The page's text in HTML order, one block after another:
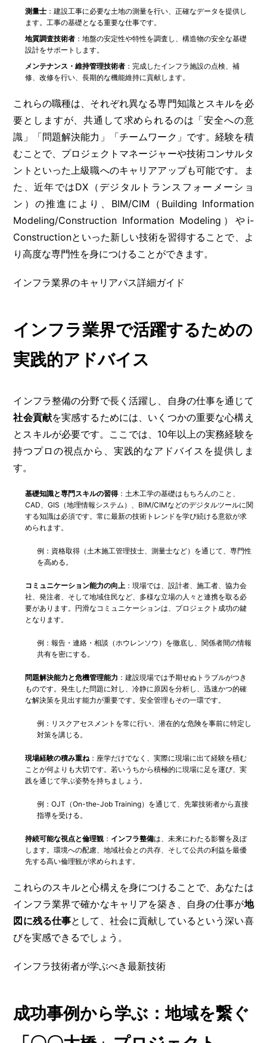
測量士 ：建設工事に必要な土地の測量を行い、正確なデータを提供し
ます。工事の基礎となる重要な仕事です。
地質調査技術者 ：地盤の安定性や特性を調査し、構造物の安全な基礎
設計をサポートします。
メンテナンス・維持管理技術者 ：完成したインフラ施設の点検、補
修、改修を行い、長期的な機能維持に貢献します。
これらの職種は、それぞれ異なる専門知識とスキルを必
要としますが、共通して求められるのは「安全への意
識」「問題解決能力」「チームワーク」です。経験を積
むことで、プロジェクトマネージャーや技術コンサルタ
ントといった上級職へのキャリアアップも可能です。ま
た、近年ではDX（デジタルトランスフォーメーショ
ン）の推進により、BIM/CIM（Building Information
Modeling/Construction Information Modeling）やi-
Constructionといった新しい技術を習得することで、よ
り高度な専門性を身につけることができます。
インフラ業界のキャリアパス詳細ガイド
インフラ業界で活躍するための
実践的アドバイス
インフラ整備の分野で長く活躍し、自身の仕事を通じて
社会貢献を実感するためには、いくつかの重要な心構え
とスキルが必要です。ここでは、10年以上の実務経験を
持つプロの視点から、実践的なアドバイスを提供しま
す。
基礎知識と専門スキルの習得：土木工学の基礎はもちろんのこと、
CAD、GIS（地理情報システム）、BIM/CIMなどのデジタルツールに関
する知識は必須です。常に最新の技術トレンドを学び続ける意欲が求
められます。
例：資格取得（土木施工管理技士、測量士など）を通じて、専門性
を高める。
コミュニケーション能力の向上 ：現場では、設計者、施工者、協力会
社、発注者、そして地域住民など、多様な立場の人々と連携を取る必
要があります。円滑なコミュニケーションは、プロジェクト成功の鍵
となります。
例：報告・連絡・相談（ホウレンソウ）を徹底し、関係者間の情報
共有を密にする。
問題解決能力と危機管理能力 ：建設現場では予期せぬトラブルがつき
ものです。発生した問題に対し、冷静に原因を分析し、迅速かつ的確
な解決策を見出す能力が重要です。安全管理もその一環です。
例：リスクアセスメントを常に行い、潜在的な危険を事前に特定し
対策を講じる。
現場経験の積み重ね ：座学だけでなく、実際に現場に出て経験を積む
ことが何よりも大切です。若いうちから積極的に現場に足を運び、実
践を通じて学ぶ姿勢を持ちましょう。
例：OJT（On-the-Job Training）を通じて、先輩技術者から直接
指導を受ける。
持続可能な視点と倫理観 ： インフラ整備は、未来にわたる影響を及ぼ
します。環境への配慮、地域社会との共存、そして公共の利益を最優
先する高い倫理観が求められます。
これらのスキルと心構えを身につけることで、あなたは
インフラ業界で確かなキャリアを築き、自身の仕事が地
図に残る仕事として、社会に貢献しているという深い喜
びを実感できるでしょう。
インフラ技術者が学ぶべき最新技術
成功事例から学ぶ：地域を繋ぐ